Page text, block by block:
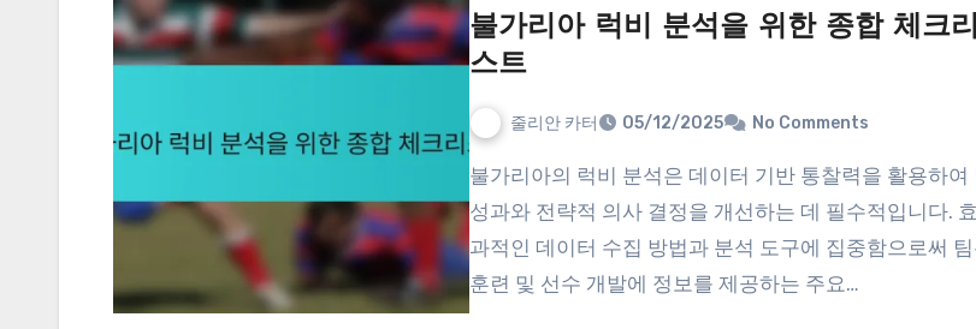
불가리아 럭비 분석을 위한 종합 체크리
스트
줄리안 카터 05/12/2025 No Comments
불가리아의 럭비 분석은 데이터 기반 통찰력을 활용하여 팀
성과와 전략적 의사 결정을 개선하는 데 필수적입니다. 효
과적인 데이터 수집 방법과 분석 도구에 집중함으로써
훈련 및 선수 개발에 정보를 제공하는 주요…